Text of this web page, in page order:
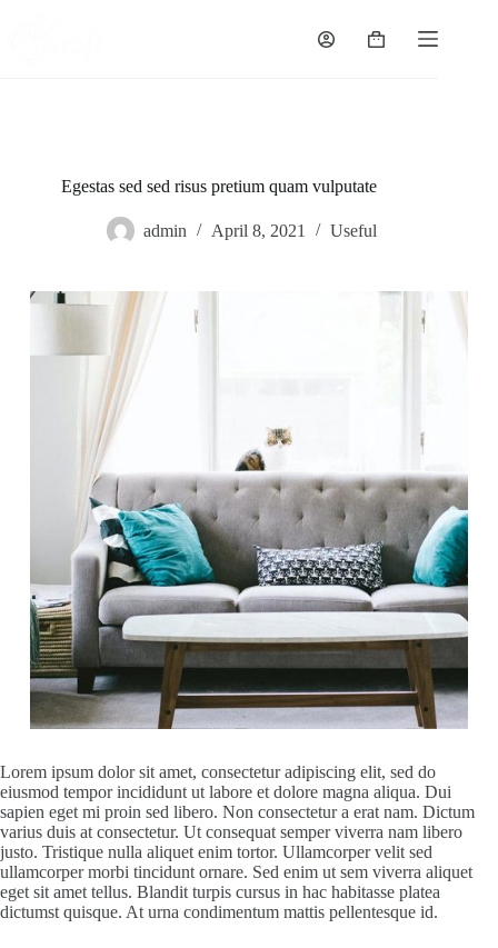
Shopping
Egestas sed sed risus pretium quam vulputate
admin April 8, 2021 Useful
Lorem ipsum dolor sit amet, consectetur adipiscing elit, sed do
eiusmod tempor incididunt ut labore et dolore magna aliqua. Dui
sapien eget mi proin sed libero. Non consectetur a erat nam. Dictum
varius duis at consectetur. Ut consequat semper viverra nam libero
justo. Tristique nulla aliquet enim tortor. Ullamcorper velit sed
ullamcorper morbi tincidunt ornare. Sed enim ut sem viverra aliquet
eget sit amet tellus. Blandit turpis cursus in hac habitasse platea
dictumst quisque. At urna condimentum mattis pellentesque id.